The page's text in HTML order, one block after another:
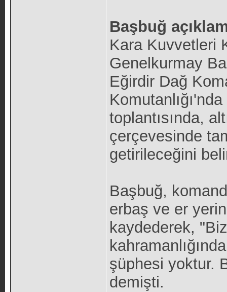
Başbuğ
Kara Kuvvetleri
Genelkurmay
Eğirdir Dağ
toplantısında,
çerçevesinde
getirileceğini
Başbuğ,
erbaş ve er
kaydederek,
şüphesi yoktur.
demişti.